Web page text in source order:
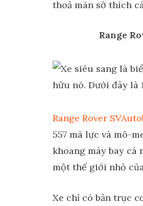
thoả mãn sở thích
Range
Range Rover
557 mã lực và mô-
khoang máy bay cá
một thế giới nhỏ
Xe chỉ có bản trục